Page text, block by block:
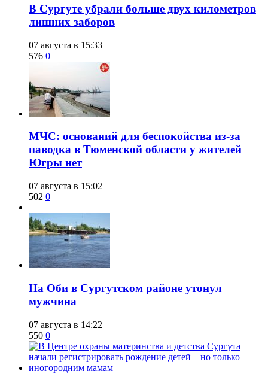
​В Сургуте убрали больше двух километров
лишних заборов
07 августа в 15:33
576 0
​МЧС: оснований для беспокойства из-за
паводка в Тюменской области у жителей
Югры нет
07 августа в 15:02
502 0
​На Оби в Сургутском районе утонул
мужчина
07 августа в 14:22
550 0